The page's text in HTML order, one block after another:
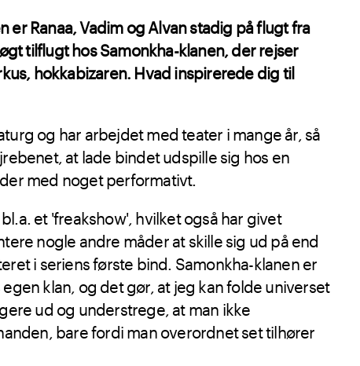
er Ranaa, Vadim og Alvan stadig på flugt fra
tilflugt hos Samonkha-klanen, der rejser
hokkabizaren. Hvad inspirerede dig til
og har arbejdet med teater i mange år, så
at lade bindet udspille sig hos en
med noget performativt.
et 'freakshow', hvilket også har givet
nogle andre måder at skille sig ud på end
i seriens første bind. Samonkha-klanen er
egen klan, og det gør, at jeg kan folde universet
ud og understrege, at man ikke
bare fordi man overordnet set tilhører